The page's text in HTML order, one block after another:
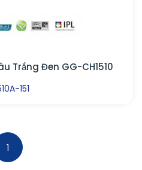
Trắng Đen GG-CH1510
151
1